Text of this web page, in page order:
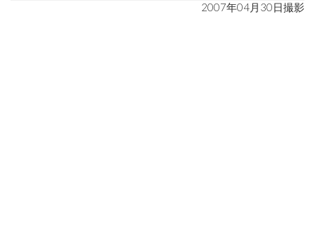
2007年04月30日撮影